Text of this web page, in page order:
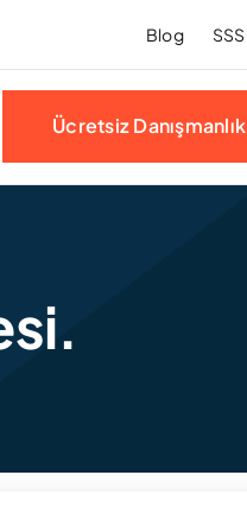
Blog SSS
Ücretsiz Danışmanlık